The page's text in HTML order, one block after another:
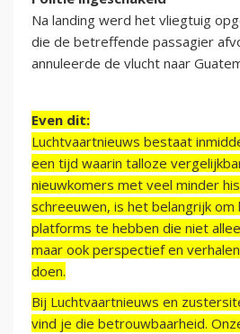
Na landing werd het vliegtuig
die de betreffende passagier
annuleerde de vlucht naar
Even dit:
Luchtvaartnieuws bestaat
een tijd waarin talloze
nieuwkomers met veel minder
schreeuwen, is het belangrijk
platforms te hebben die niet
maar ook perspectief en
doen.
Bij Luchtvaartnieuws en
vind je die betrouwbaarheid.